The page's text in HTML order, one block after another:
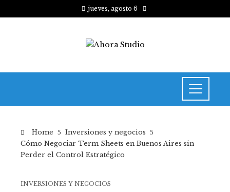
jueves, agosto 6
Home
Inversiones y negocios
Cómo Negociar Term Sheets en Buenos Aires sin
Perder el Control Estratégico
INVERSIONES Y NEGOCIOS